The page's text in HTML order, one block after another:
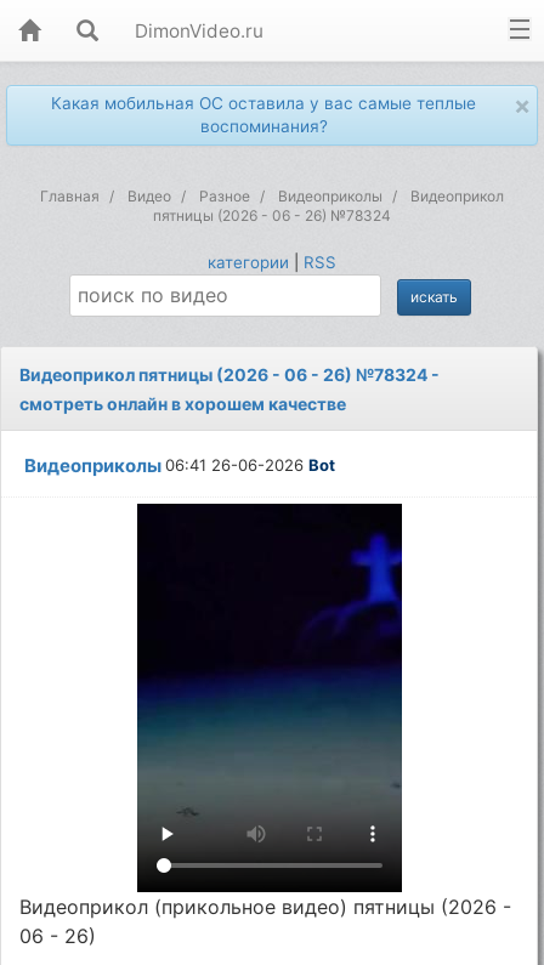
DimonVideo.ru
×
Какая мобильная ОС оставила у вас самые теплые
воспоминания?
Главная Видео Разное Видеоприколы
Видеоприкол
пятницы (2026 - 06 - 26) №78324
категории RSS
Видеоприкол пятницы (2026 - 06 - 26) №78324 -
смотреть онлайн в хорошем качестве
Видеоприколы06:41 26-06-2026Bot
Видеоприкол (прикольное видео) пятницы (2026 -
06 - 26)